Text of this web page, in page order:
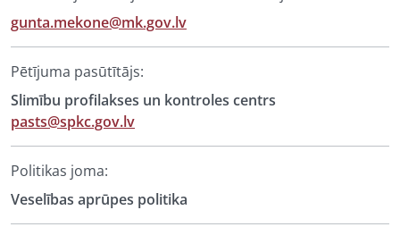
gunta.mekone@mk.gov.lv
Pētījuma pasūtītājs:
Slimību profilakses un kontroles centrs
pasts@spkc.gov.lv
Politikas joma:
Veselības aprūpes politika